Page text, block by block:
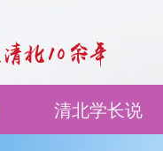
清北学长说